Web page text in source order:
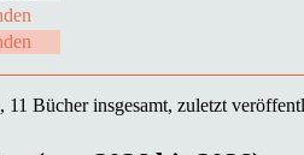
Bücher insgesamt, zuletzt